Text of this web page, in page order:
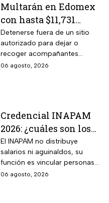
Multarán en Edomex
con hasta $11,731
pesos a todos los
conductores que
realicen esta práctica
tan común para subir
Detenerse fuera de un sitio
autorizado para dejar o
recoger acompañantes
puede salir carísimo en
del Reglamento de Tránsito
estatal mexiquense.
06 agosto, 2026
Credencial INAPAM
2026: ¿cuáles son los
requisitos para
tramitarla gratis y
cómo acceder a un
empleo de $9,582 al
El INAPAM no distribuye
salarios ni aguinaldos, su
función es vincular personas
con ofertas laborales, quienes
06 agosto, 2026